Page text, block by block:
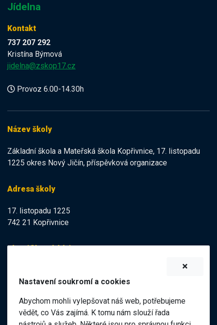
Jídelna
Kontakt
737 207 292
Kristína Býmová
jidelna@zskop17.cz
Provoz 6.00-14.30h
Název školy
Základní škola a Mateřská škola Kopřivnice, 17. listopadu
1225 okres Nový Jičín, příspěvková organizace
Adresa školy
17. listopadu 1225
742 21 Kopřivnice
Identifikační údaje
IČO:47998121
Elektronická podatelna
Nastavení soukromí a cookies
Abychom mohli vylepšovat náš web, potřebujeme
vědět, co Vás zajímá. K tomu nám slouží řada